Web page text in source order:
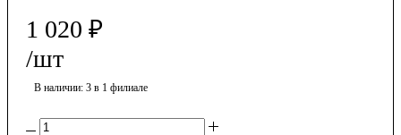
1 020 ₽
/шт
В наличии: 3 в 1 филиале